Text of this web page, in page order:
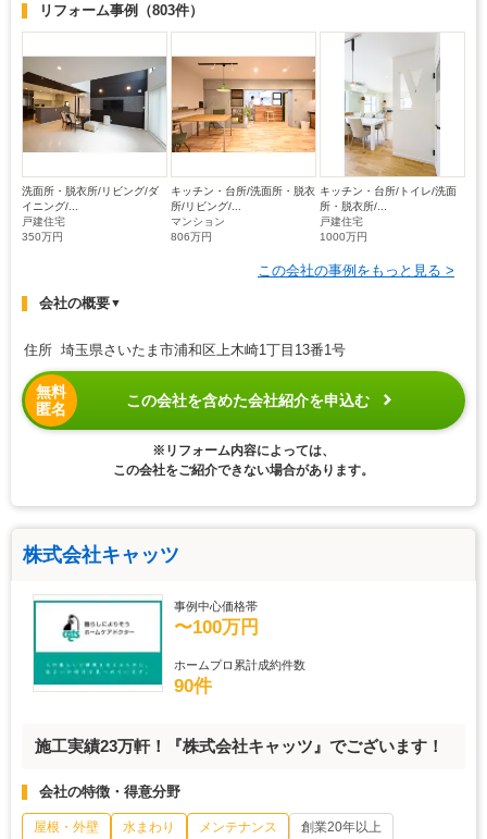
リフォーム事例 （803件）
洗面所・脱衣所/リビング/ダ
イニング/...
戸建住宅
350万円
キッチン・台所/洗面所・脱衣
所/リビング/...
マンション
806万円
キッチン・台所/トイレ/洗面
所・脱衣所/...
戸建住宅
1000万円
この会社の事例をもっと見る >
会社の概要▼
住所 埼玉県さいたま市浦和区上木崎1丁目13番1号
無料
匿名
この会社を含めた会社紹介を申込む
※リフォーム内容によっては、
この会社をご紹介できない場合があります。
株式会社キャッツ
事例中心価格帯
〜100万円
ホームプロ累計成約件数
90件
施工実績23万軒！『株式会社キャッツ』でございます！
会社の特徴・得意分野
屋根・外壁 水まわり メンテナンス
創業20年以上